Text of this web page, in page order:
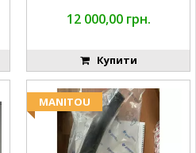
12 000,00 грн.
Купити
MANITOU